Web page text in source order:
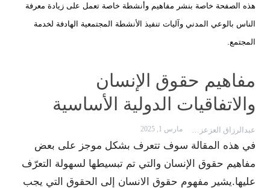
هذه الصفحة خاصة بنشر مفاهيم وأنشطة خاصة تعمل على زيادة معرفة
الناس بالوعي المدني وآليات تنفيذ الأنشطة المجتمعية الهادفة لخدمة
المجتمع.
مفاهيم حقوق الإنسان
والاتفاقيات الدولية الأساسية
مارس 1, 2025
في هذه المقالة سوف تتعرف بشكل موجز على بعض
مفاهيم حقوق الإنسان والتي تم تبسيطها لسهولة التعرّف
عليها.يشير مفهوم حقوق الانسان إلى الحقوق التي يجب